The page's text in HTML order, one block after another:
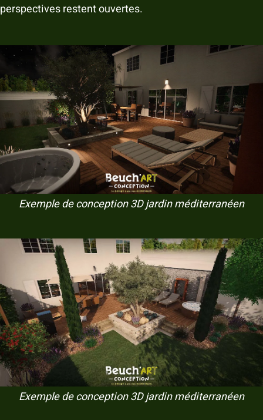
perspectives restent ouvertes.
Exemple de conception 3D jardin méditerranéen
Exemple de conception 3D jardin méditerranéen